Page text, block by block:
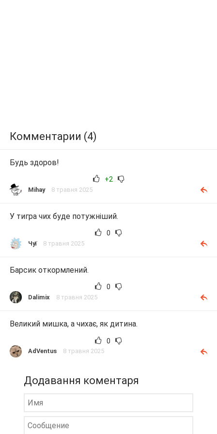
Комментарии (4)
Будь здоров!
+2
Mihay 8 травня 2025
У тигра чих буде потужніший.
0
Чуї 8 травня 2025
Барсик откормлений.
0
Dalimix 8 травня 2025
Великий мишка, а чихає, як дитина.
0
AdVentus 8 травня 2025
Додавання коментаря